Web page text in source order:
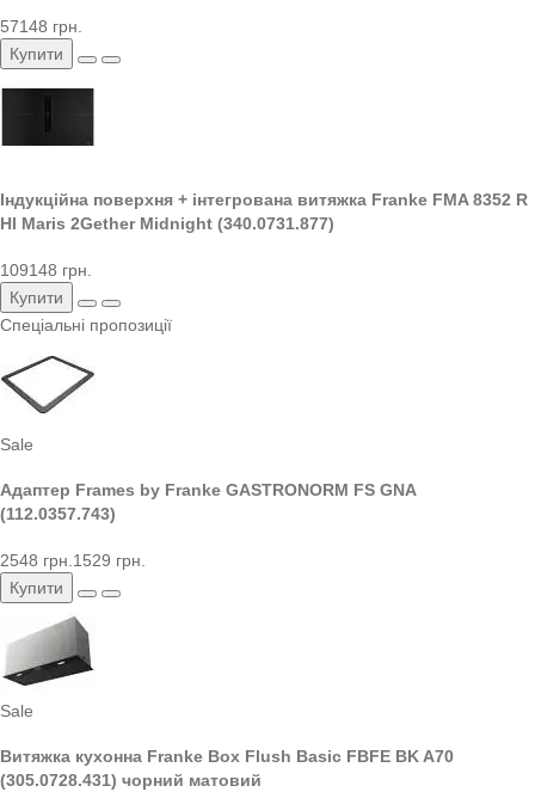
57148 грн.
Купити
Індукційна поверхня + інтегрована витяжка Franke FMA 8352 R
HI Maris 2Gether Midnight (340.0731.877)
109148 грн.
Купити
Спеціальні пропозиції
Sale
Адаптер Frames by Franke GASTRONORM FS GNA
(112.0357.743)
2548 грн. 1529 грн.
Купити
Sale
Витяжка кухонна Franke Box Flush Basic FBFE BK A70
(305.0728.431) чорний матовий